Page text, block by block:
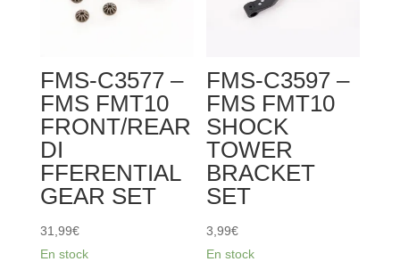
SET
FMS-C3577 –
FMS FMT10
FRONT/REAR
DI
FFERENTIAL
GEAR SET
31,99€
En stock
FMS-C3597 –
FMS FMT10
SHOCK
TOWER
BRACKET
SET
3,99€
En stock